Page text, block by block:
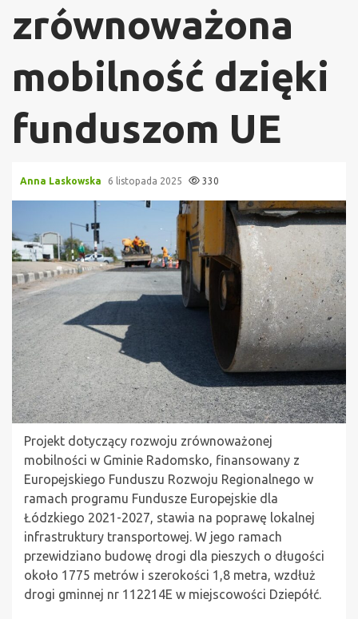
zrównoważona
mobilność dzięki
funduszom UE
Anna Laskowska 6 listopada 2025 330
Projekt dotyczący rozwoju zrównoważonej
mobilności w Gminie Radomsko, finansowany z
Europejskiego Funduszu Rozwoju Regionalnego w
ramach programu Fundusze Europejskie dla
Łódzkiego 2021-2027, stawia na poprawę lokalnej
infrastruktury transportowej. W jego ramach
przewidziano budowę drogi dla pieszych o długości
około 1775 metrów i szerokości 1,8 metra, wzdłuż
drogi gminnej nr 112214E w miejscowości Dziepółć.